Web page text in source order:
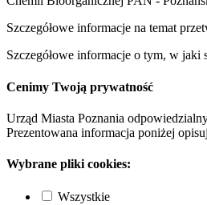
Szczegółowe informacje na temat
Szczegółowe informacje o tym, w
Cenimy Twoją prywatność
Urząd Miasta Poznania
Prezentowana informacja poniżej
Wybrane pliki cookies:
Wszystkie